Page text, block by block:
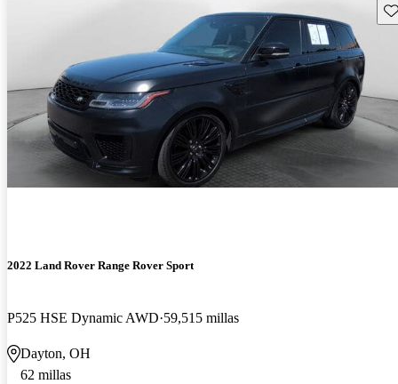
2022 Land Rover Range Rover Sport
P525 HSE Dynamic AWD 59,515 millas
Dayton, OH
62 millas